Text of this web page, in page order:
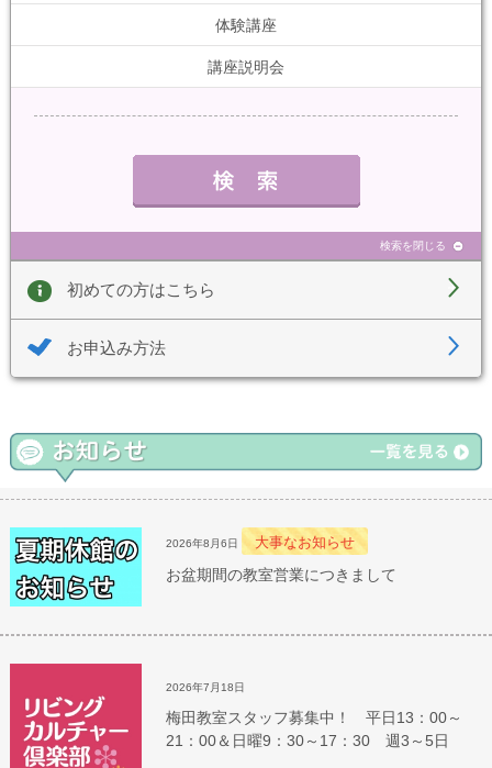
体験講座
講座説明会
検索を閉じる
初めての方はこちら
お申込み方法
2026年8月6日 大事なお知らせ
お盆期間の教室営業につきまして
2026年7月18日
梅田教室スタッフ募集中！ 平日13：00～
21：00＆日曜9：30～17：30 週3～5日